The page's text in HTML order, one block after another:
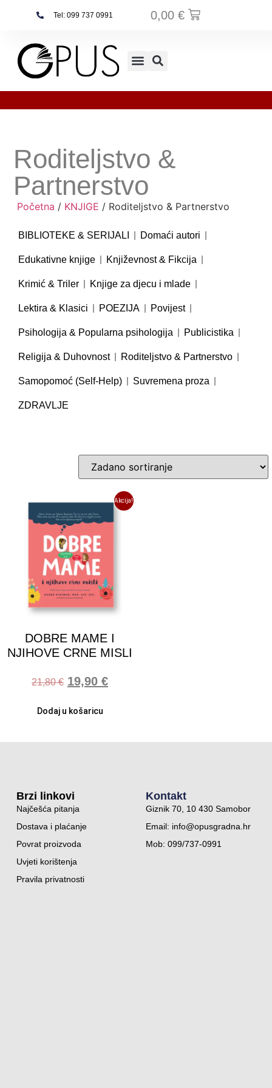
Tel: 099 737 0991 0,00 €
Roditeljstvo &
Partnerstvo
Početna / KNJIGE / Roditeljstvo & Partnerstvo
BIBLIOTEKE & SERIJALI Domaći autori
Edukativne knjige Književnost & Fikcija
Krimić & Triler Knjige za djecu i mlade
Lektira & Klasici POEZIJA Povijest
Psihologija & Popularna psihologija Publicistika
Religija & Duhovnost Roditeljstvo & Partnerstvo
Samopomoć (Self-Help) Suvremena proza
ZDRAVLJE
Akcija!
DOBRE MAME I
NJIHOVE CRNE MISLI
21,80€ 19,90 €
Dodaj u košaricu
Brzi linkovi
Najčešća pitanja
Dostava i plaćanje
Povrat proizvoda
Uvjeti korištenja
Pravila privatnosti
Kontakt
Giznik 70, 10 430 Samobor
Email: info@opusgradna.hr
Mob: 099/737-0991